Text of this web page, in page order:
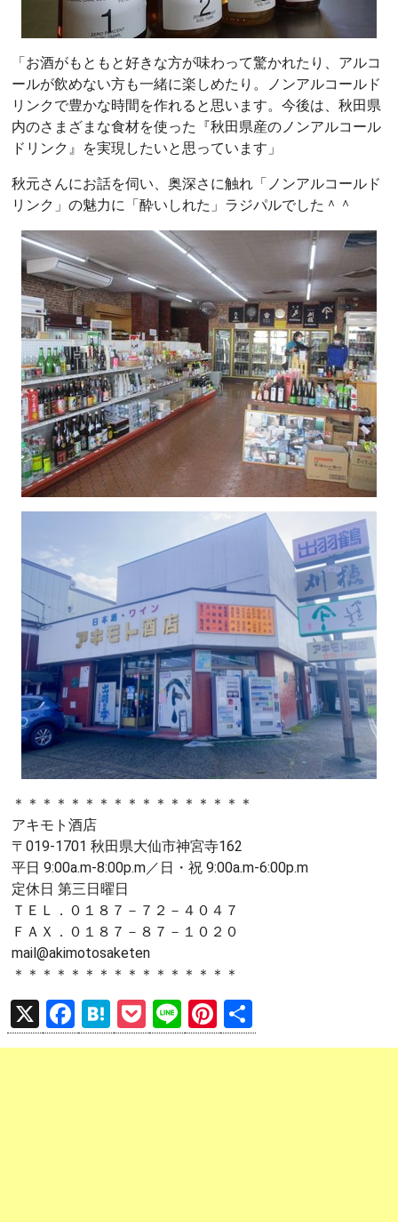
「お酒がもともと好きな方が味わって驚かれたり、アルコ
ールが飲めない方も一緒に楽しめたり。ノンアルコールド
リンクで豊かな時間を作れると思います。今後は、秋田県
内のさまざまな食材を使った『秋田県産のノンアルコール
ドリンク』を実現したいと思っています」
秋元さんにお話を伺い、奥深さに触れ「ノンアルコールド
リンク」の魅力に「酔いしれた」ラジパルでした＾＾
＊＊＊＊＊＊＊＊＊＊＊＊＊＊＊＊＊
アキモト酒店
〒019-1701 秋田県大仙市神宮寺162
平日 9:00a.m-8:00p.m／日・祝 9:00a.m-6:00p.m
定休日 第三日曜日
ＴＥＬ．０１８７－７２－４０４７
ＦＡＸ．０１８７－８７－１０２０
mail@akimotosaketen
＊＊＊＊＊＊＊＊＊＊＊＊＊＊＊＊
X
F
a
H
at
P
o
Li
n
Pi
nt 有